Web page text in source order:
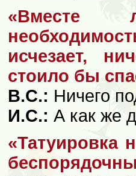
«Вместе
исчезает,
стоило бы
В.С.: Ничего
И.С.: А как же
«Татуировка